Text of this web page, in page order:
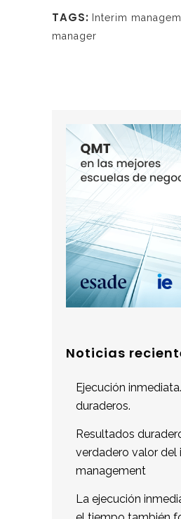
TAGS: Interim
manager
Noticias
Ejecución
duraderos.
Resultados
verdadero valor del
management
La ejecución